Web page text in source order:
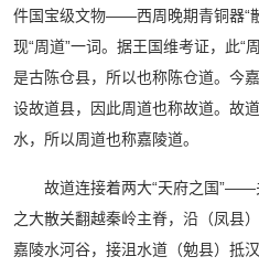
件国宝级文物——西周晚期青铜器“
现“周道”一词。据王国维考证，此“
是古陈仓县，所以也称陈仓道。今
设故道县，因此周道也称故道。故
水，所以周道也称嘉陵道。
故道连接着两大“天府之国”——
之大散关翻越秦岭主脊，沿（凤县
嘉陵水河谷，接沮水道（勉县）抵